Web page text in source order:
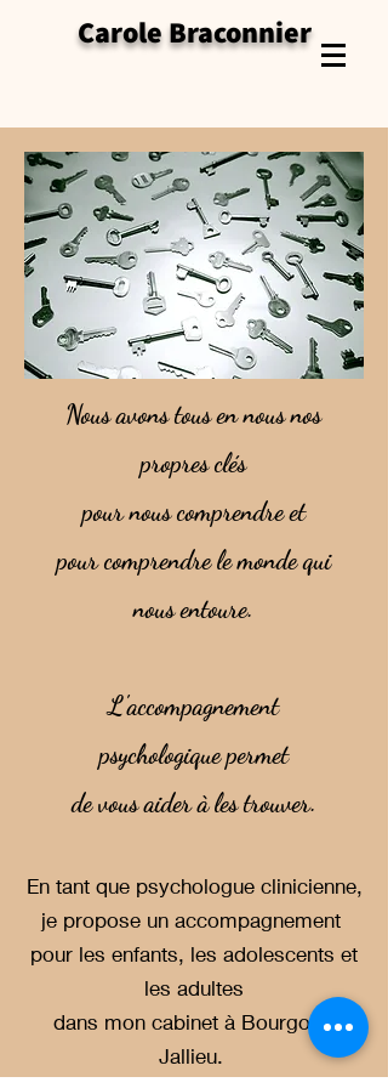
Carole Braconnier
Nous avons tous en nous nos
propres clés
pour nous comprendre et
pour comprendre le monde qui
nous entoure.
L'accompagnement
psychologiquepermet
de vous aider à les trouver.
En tant que psychologue clinicienne,
je propose un accompagnement
pour les enfants, les adolescents et
les adultes
dans mon cabinet à Bourgoin-
Jallieu.